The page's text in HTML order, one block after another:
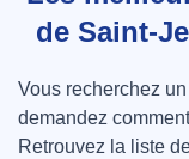
de Saint-
Vous recherchez
demandez
Retrouvez la liste